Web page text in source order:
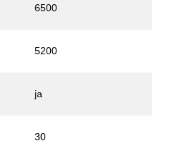
6500
5200
ja
30